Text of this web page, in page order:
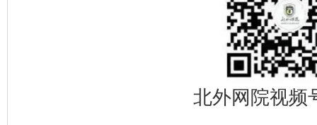
北外网院视频